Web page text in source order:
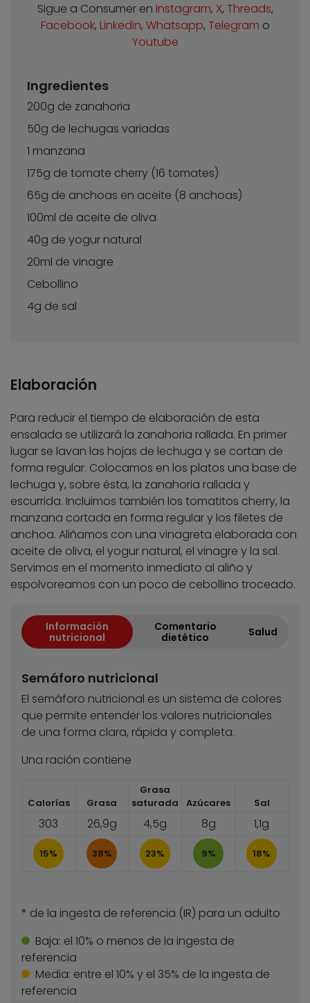
Sigue a Consumer en Instagram, X, Threads,
Facebook, Linkedin, Whatsapp, Telegram o
Youtube
Ingredientes
200g de zanahoria
50g de lechugas variadas
1 manzana
175g de tomate cherry (16 tomates)
65g de anchoas en aceite (8 anchoas)
100ml de aceite de oliva
40g de yogur natural
20ml de vinagre
Cebollino
4g de sal
Elaboración
Para reducir el tiempo de elaboración de esta
ensalada se utilizará la zanahoria rallada. En primer
lugar se lavan las hojas de lechuga y se cortan de
forma regular. Colocamos en los platos una base de
lechuga y, sobre ésta, la zanahoria rallada y
escurrida. Incluimos también los tomatitos cherry, la
manzana cortada en forma regular y los filetes de
anchoa. Aliñamos con una vinagreta elaborada con
aceite de oliva, el yogur natural, el vinagre y la sal.
Servimos en el momento inmediato al aliño y
espolvoreamos con un poco de cebollino troceado.
Información
nutricional
Comentario
dietético
Salud
Semáforo nutricional
El semáforo nutricional es un sistema de colores
que permite entender los valores nutricionales
de una forma clara, rápida y completa.
Una ración contiene
Calorías Grasa
Grasa
saturada
Azúcares Sal
303 26,9g 4,5g 8g 1,1g
15% 38% 23% 9% 18%
* de la ingesta de referencia (IR) para un adulto
Baja: el 10% o menos de la ingesta de
referencia
Media: entre el 10% y el 35% de la ingesta de
referencia